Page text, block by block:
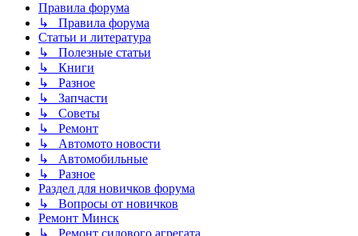
Правила форума
↳ Правила форума
Статьи и литература
↳ Полезные статьи
↳ Книги
↳ Разное
↳ Запчасти
↳ Советы
↳ Ремонт
↳ Автомото новости
↳ Автомобильные
↳ Разное
Раздел для новичков форума
↳ Вопросы от новичков
Ремонт Минск